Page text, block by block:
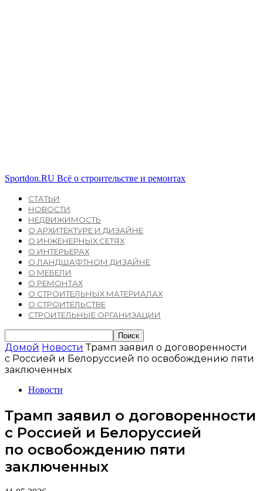
Sportdon.RU Всё о строительстве и ремонтах
СТАТЬИ
НОВОСТИ
НЕДВИЖИМОСТЬ
О АРХИТЕКТУРЕ И ДИЗАЙНЕ
О ИНЖЕНЕРНЫХ СЕТЯХ
О ИНТЕРЬЕРАХ
О ЛАНДШАФТНОМ ДИЗАЙНЕ
О МЕБЕЛИ
О РЕМОНТАХ
О СТРОИТЕЛЬНЫХ МАТЕРИАЛАХ
О СТРОИТЕЛЬСТВЕ
СТРОИТЕЛЬНЫЕ ОРГАНИЗАЦИИ
Домой Новости Трамп заявил о договоренности
с Россией и Белоруссией по освобождению пяти
заключенных
Новости
Трамп заявил о договоренности
с Россией и Белоруссией
по освобождению пяти
заключенных